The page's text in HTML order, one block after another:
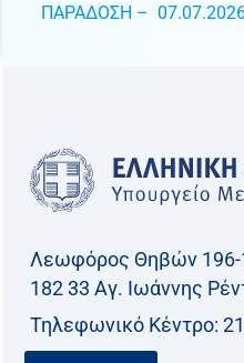
ΠΑΡΑΔΟΣΗ –
Λεωφόρος Θηβών 196-
182 33 Aγ. Ιωάννης
Τηλεφωνικό Kέντρο: